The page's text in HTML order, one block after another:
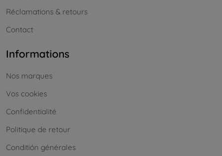
Réclamations & retours
Contact
Informations
Nos marques
Vos cookies
Confidentialité
Politique de retour
Conditión générales